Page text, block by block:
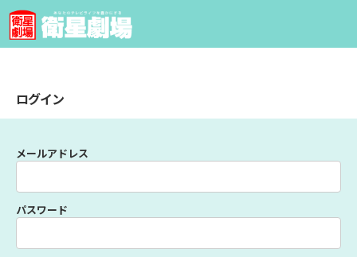
ログイン
メールアドレス
パスワード